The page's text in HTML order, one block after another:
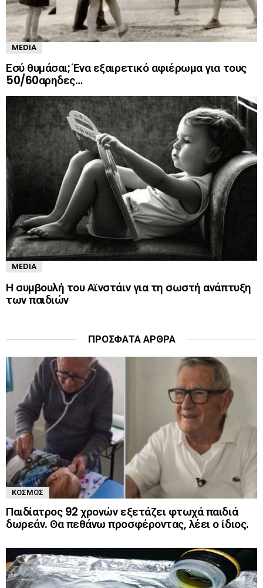
MEDIA
Εσύ θυμάσαι; Ένα εξαιρετικό αφιέρωμα για τους
50/60αρηδες…
MEDIA
Η συμβουλή του Αϊνστάιν για τη σωστή ανάπτυξη
των παιδιών
ΠΡΌΣΦΑΤΑ ΆΡΘΡΑ
ΚΌΣΜΟΣ
Παιδίατρος 92 χρονών εξετάζει φτωχά παιδιά
δωρεάν. Θα πεθάνω προσφέροντας, λέει ο ίδιος.